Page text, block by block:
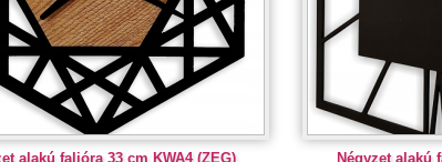
alakú falióra 33 cm KWA4 (ZEG) Négyzet alakú